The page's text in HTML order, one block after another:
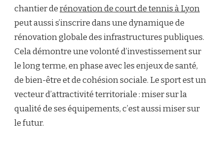
chantier derénovation de court de tennis à Lyon
peut aussi s’inscrire dans une dynamique de
rénovation globale des infrastructures publiques.
Cela démontre une volonté d’investissement sur
le long terme, en phase avec les enjeux de santé,
de bien-être et de cohésion sociale. Le sport est un
vecteur d’attractivité territoriale : miser sur la
qualité de ses équipements, c’est aussi miser sur
le futur.